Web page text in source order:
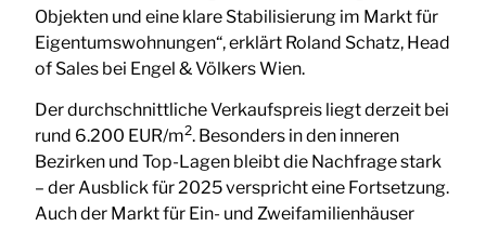
Objekten und eine klare Stabilisierung im Markt für
Eigentumswohnungen“, erklärt Roland Schatz, Head
of Sales bei Engel & Völkers Wien.
Der durchschnittliche Verkaufspreis liegt derzeit bei
rund 6.200 EUR/m2. Besonders in den inneren
Bezirken und Top-Lagen bleibt die Nachfrage stark
– der Ausblick für 2025 verspricht eine Fortsetzung.
Auch der Markt für Ein- und Zweifamilienhäuser